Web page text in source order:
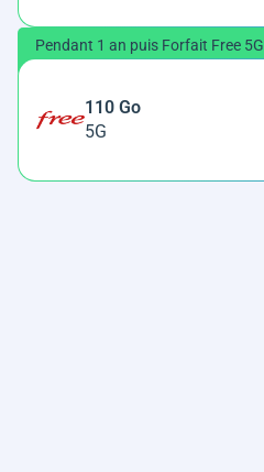
Pendant 1 an puis Forfait Free 5G
110 Go
5G